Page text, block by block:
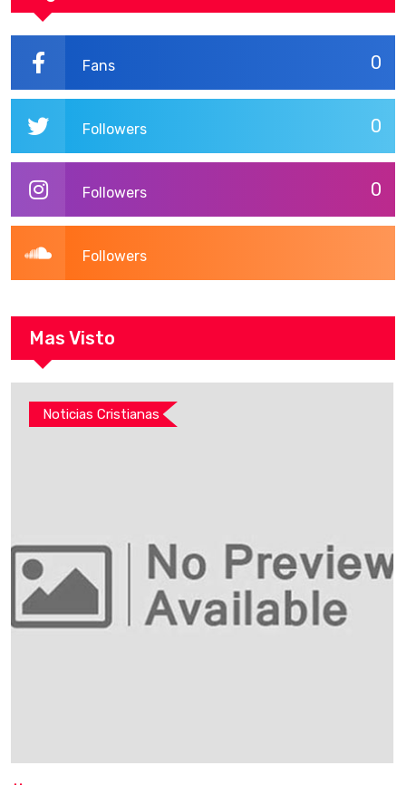
0
Fans
0
Followers
0
Followers
Followers
Mas Visto
Noticias Cristianas